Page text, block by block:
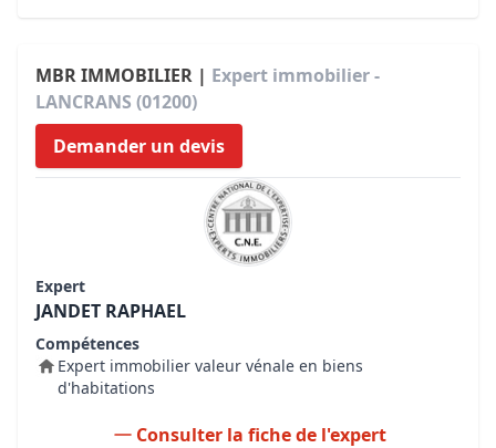
MBR IMMOBILIER | Expert immobilier -
LANCRANS (01200)
Demander un devis
Expert
JANDET RAPHAEL
Compétences
Expert immobilier valeur vénale en biens
d'habitations
Consulter la fiche de l'expert